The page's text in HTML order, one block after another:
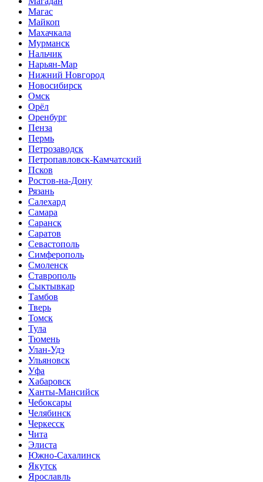
Магас
Майкоп
Махачкала
Мурманск
Нальчик
Нарьян-Мар
Нижний Новгород
Новосибирск
Омск
Орёл
Оренбург
Пенза
Пермь
Петрозаводск
Петропавловск-Камчатский
Псков
Ростов-на-Дону
Рязань
Салехард
Самара
Саранск
Саратов
Севастополь
Симферополь
Смоленск
Ставрополь
Сыктывкар
Тамбов
Тверь
Томск
Тула
Тюмень
Улан-Удэ
Ульяновск
Уфа
Хабаровск
Ханты-Мансийск
Чебоксары
Челябинск
Черкесск
Чита
Элиста
Южно-Сахалинск
Якутск
Ярославль